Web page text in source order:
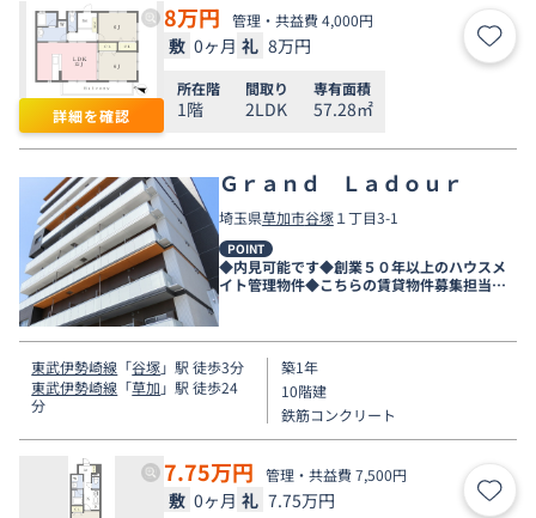
詳細を確認
8万円 管理・共益費 4,000円
敷 0ヶ月 礼 8万円 お気
所在階
1階
間取り
2LDK
専有面積
57.28㎡
Ｇｒａｎｄ Ｌａｄｏｕｒ
埼玉県草加市谷塚１丁目3-1
POINT
◆内見可能です◆創業５０年以上のハウスメ
イト管理物件◆こちらの賃貸物件募集担当店
舗は新越谷店です◆
東武伊勢崎線 「谷塚」駅 徒歩3分
東武伊勢崎線 「草加 」駅 徒歩24
分
築1年
10階建
鉄筋コンクリート
7.75万円 管理・共益費 7,500円
敷 0ヶ月 礼 7.75万円 お気